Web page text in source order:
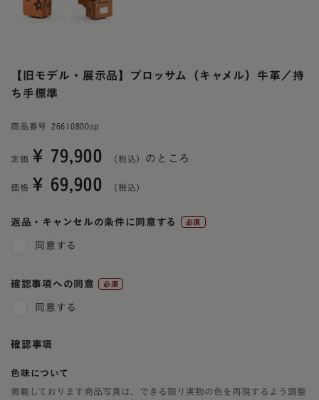
【旧モデル・展示品】ブロッサム（キャメル）牛革／持
ち手標準
商品番号 26610800sp
定価 ¥ 79,900 のところ
価格 ¥ 69,900
返品・キャンセルの条件に同意する
同意する
確認事項への同意
同意する
確認事項
色味について
掲載しております商品写真は、できる限り実物の色を再現するよう調整